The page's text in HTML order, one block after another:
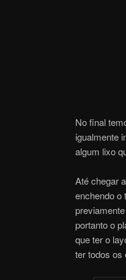
No final
igualmente
algum lixo
Até chegar
enchendo o
portanto o
que ter o
ter todos os